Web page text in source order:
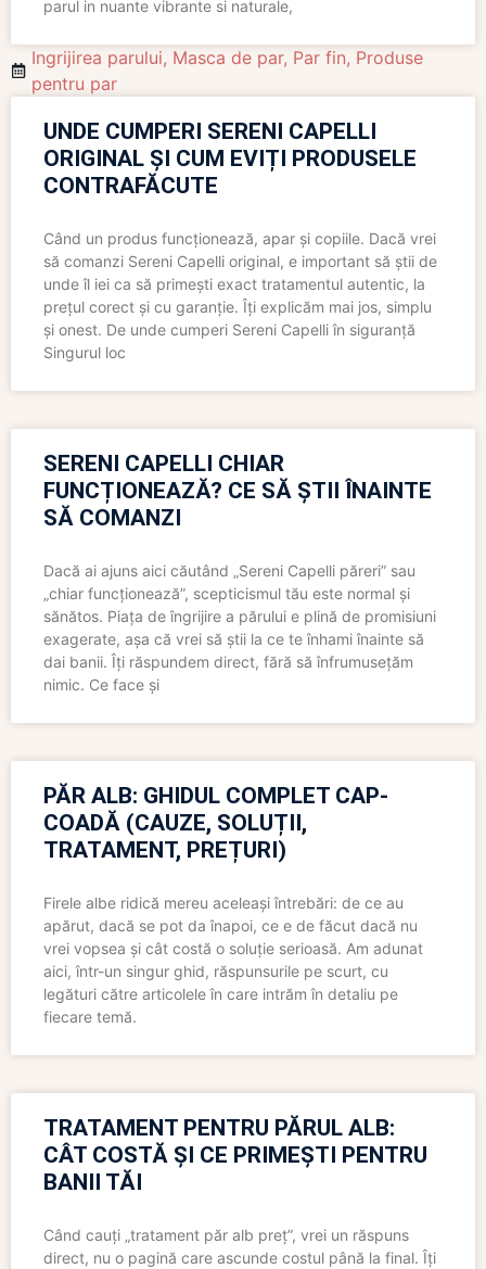
parul in nuante vibrante si naturale,
Ingrijirea parului, Masca de par, Par fin, Produse
pentru par
UNDE CUMPERI SERENI CAPELLI
ORIGINAL ȘI CUM EVIȚI PRODUSELE
CONTRAFĂCUTE
Când un produs funcționează, apar și copiile. Dacă vrei
să comanzi Sereni Capelli original, e important să știi de
unde îl iei ca să primești exact tratamentul autentic, la
prețul corect și cu garanție. Îți explicăm mai jos, simplu
și onest. De unde cumperi Sereni Capelli în siguranță
Singurul loc
SERENI CAPELLI CHIAR
FUNCȚIONEAZĂ? CE SĂ ȘTII ÎNAINTE
SĂ COMANZI
Dacă ai ajuns aici căutând „Sereni Capelli păreri” sau
„chiar funcționează”, scepticismul tău este normal și
sănătos. Piața de îngrijire a părului e plină de promisiuni
exagerate, așa că vrei să știi la ce te înhami înainte să
dai banii. Îți răspundem direct, fără să înfrumusețăm
nimic. Ce face și
PĂR ALB: GHIDUL COMPLET CAP-
COADĂ (CAUZE, SOLUȚII,
TRATAMENT, PREȚURI)
Firele albe ridică mereu aceleași întrebări: de ce au
apărut, dacă se pot da înapoi, ce e de făcut dacă nu
vrei vopsea și cât costă o soluție serioasă. Am adunat
aici, într-un singur ghid, răspunsurile pe scurt, cu
legături către articolele în care intrăm în detaliu pe
fiecare temă.
TRATAMENT PENTRU PĂRUL ALB:
CÂT COSTĂ ȘI CE PRIMEȘTI PENTRU
BANII TĂI
Când cauți „tratament păr alb preț”, vrei un răspuns
direct, nu o pagină care ascunde costul până la final. Îți